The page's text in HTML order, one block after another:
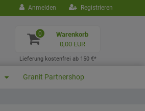
Anmelden Registrieren
0
Warenkorb
0,00 EUR
Lieferung kostenfrei ab 150 €*
Granit Partnershop